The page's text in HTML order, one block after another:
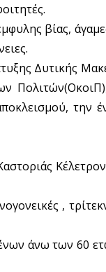
βίας,
Δυτικής
την
,
άνω των 60